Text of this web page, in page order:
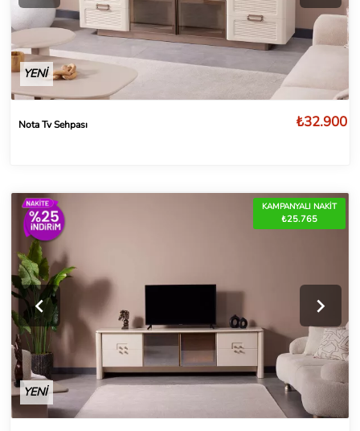
YENİ
Nota Tv Sehpası ₺32.900
KAMPANYALI NAKİT
₺25.765
YENİ